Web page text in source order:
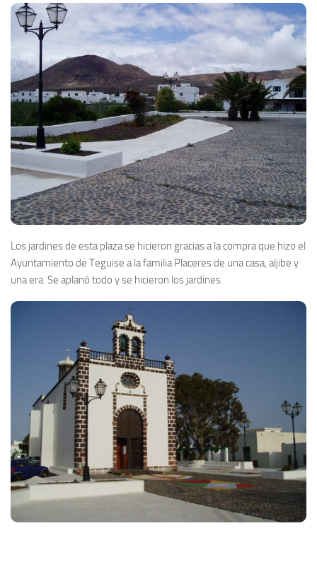
Los jardines de esta plaza se hicieron gracias a la compra que hizo el
Ayuntamiento de Teguise a la familia Placeres de una casa, aljibe y
una era. Se aplanó todo y se hicieron los jardines.